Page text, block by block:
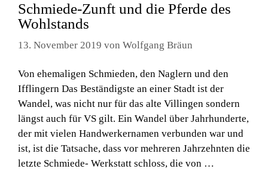
Schmiede-Zunft und die Pferde des
Wohlstands
13. November 2019 von Wolfgang Bräun
Von ehemaligen Schmieden, den Naglern und den
Ifflingern Das Beständigste an einer Stadt ist der
Wandel, was nicht nur für das alte Villingen sondern
längst auch für VS gilt. Ein Wandel über Jahrhunderte,
der mit vielen Handwerkernamen verbunden war und
ist, ist die Tatsache, dass vor mehreren Jahrzehnten die
letzte Schmiede- Werkstatt schloss, die von …